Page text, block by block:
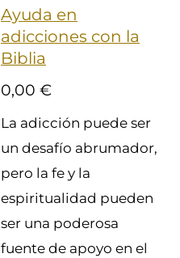
Ayuda en
adicciones con la
Biblia
0,00 €
La adicción puede ser
un desafío abrumador,
pero la fe y la
espiritualidad pueden
ser una poderosa
fuente de apoyo en el